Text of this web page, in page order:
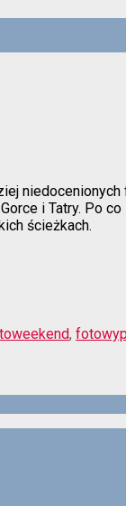
i Tatry. Po
ścieżkach.
,